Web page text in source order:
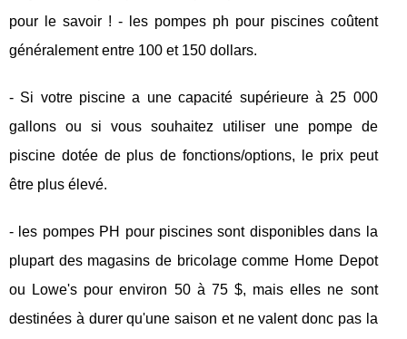
pour le savoir ! - les pompes ph pour piscines coûtent
généralement entre 100 et 150 dollars.
- Si votre piscine a une capacité supérieure à 25 000
gallons ou si vous souhaitez utiliser une pompe de
piscine dotée de plus de fonctions/options, le prix peut
être plus élevé.
- les pompes PH pour piscines sont disponibles dans la
plupart des magasins de bricolage comme Home Depot
ou Lowe's pour environ 50 à 75 $, mais elles ne sont
destinées à durer qu'une saison et ne valent donc pas la